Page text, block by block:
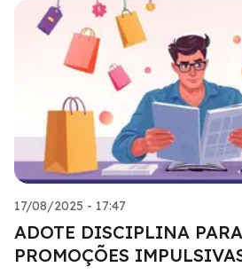
17/08/2025 - 17:47
ADOTE DISCIPLINA
PROMOÇÕES